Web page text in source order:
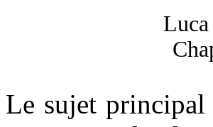
Le sujet principal